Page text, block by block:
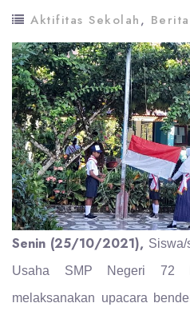
Aktifitas Sekolah, Berita
Senin (25/10/2021), Siswa/
Usaha SMP Negeri 72
melaksanakan upacara